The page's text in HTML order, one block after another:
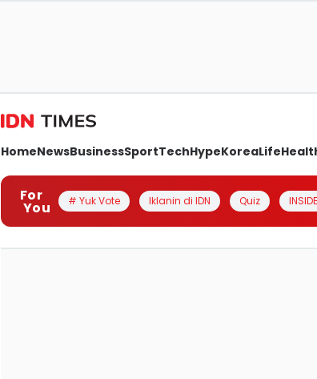
HomeNewsBusinessSportTechHypeKoreaLife
For
You # Yuk Vote Iklanin di IDN Quiz